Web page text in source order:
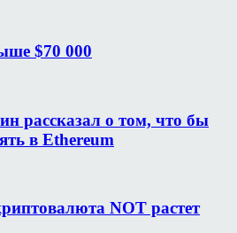
$70 000
рассказал о том, что бы
в Ethereum
NOT растет